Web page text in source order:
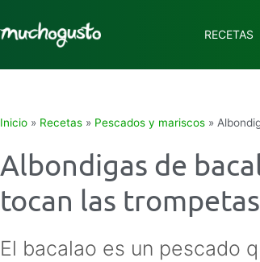
RECETAS
Inicio » Recetas » Pescados y mariscos »
Albondigas de
tocan las
El bacalao es un pescado